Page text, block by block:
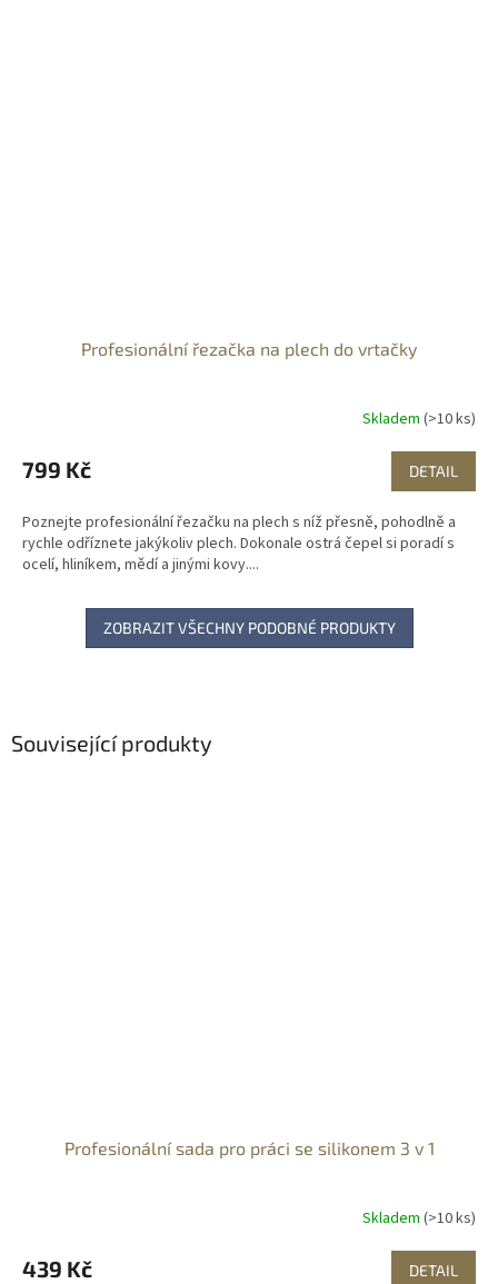
Související produkty
Profesionální sada pro práci se silikonem 3 v 1
Skladem (>10 ks)
439 Kč DETAIL
Profesionální řezačka na plech do vrtačky
Skladem (>10 ks)
799 Kč DETAIL
Poznejte profesionální řezačku na plech s níž přesně, pohodlně a
rychle odříznete jakýkoliv plech. Dokonale ostrá čepel si poradí s
ocelí, hliníkem, mědí a jinými kovy....
ZOBRAZIT VŠECHNY PODOBNÉ PRODUKTY